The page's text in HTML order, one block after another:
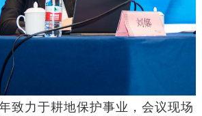
致力于耕地保护事业 ，会议现场